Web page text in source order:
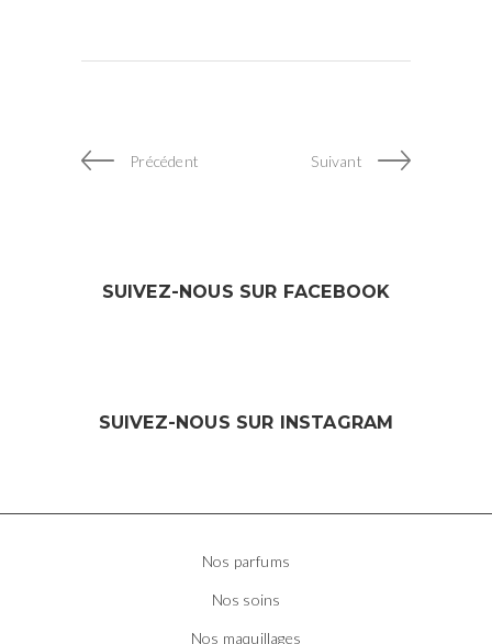
Précédent Suivant
SUIVEZ-NOUS SUR FACEBOOK
SUIVEZ-NOUS SUR INSTAGRAM
Nos parfums
Nos soins
Nos maquillages